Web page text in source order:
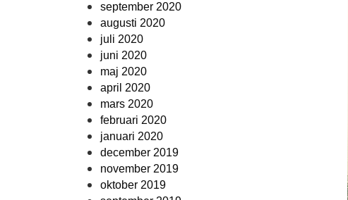
september 2020
augusti 2020
juli 2020
juni 2020
maj 2020
april 2020
mars 2020
februari 2020
januari 2020
december 2019
november 2019
oktober 2019